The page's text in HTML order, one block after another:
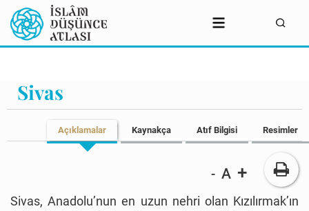
Sivas
Açıklamalar Kaynakça Atıf Bilgisi Resimler
- A +
Sivas, Anadolu’nun en uzun nehri olan Kızılırmak’ın